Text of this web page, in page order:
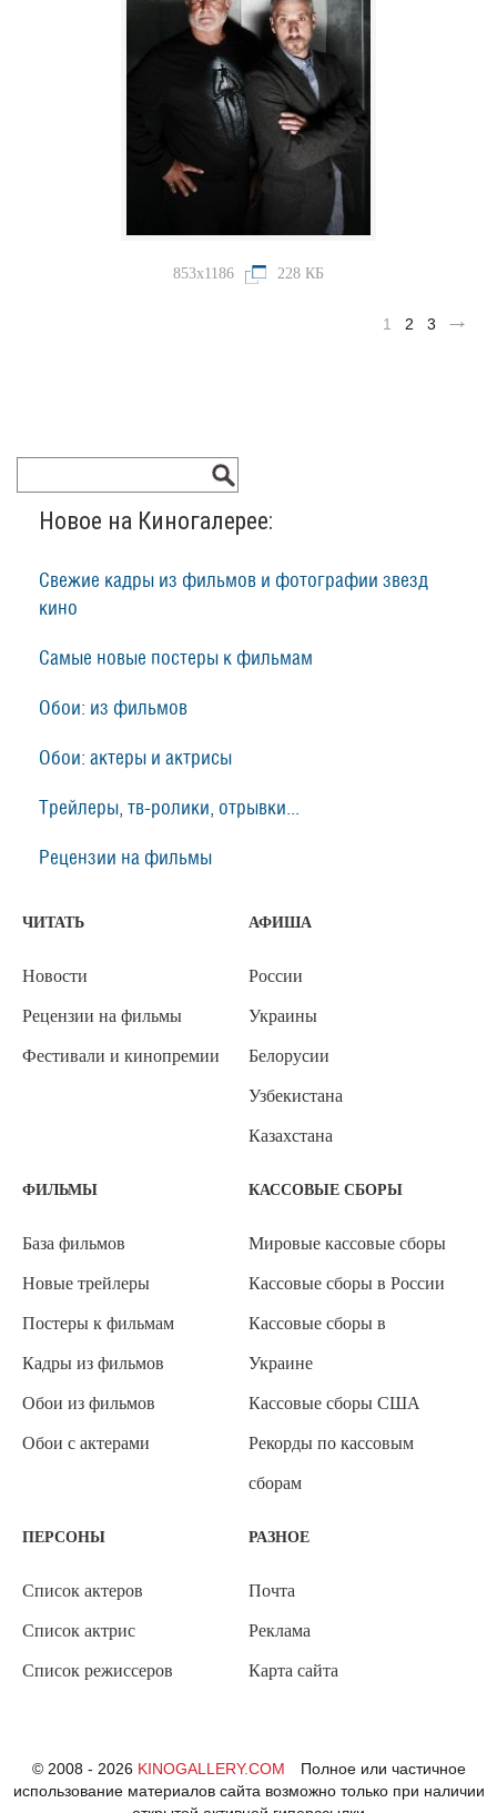
853x1186 228 КБ
1 2 3
Новое на Киногалерее:
Свежие кадры из фильмов и фотографии звезд
кино
Самые новые постеры к фильмам
Обои: из фильмов
Обои: актеры и актрисы
Трейлеры, тв-ролики, отрывки...
Рецензии на фильмы
ЧИТАТЬ
Новости
Рецензии на фильмы
Фестивали и кинопремии
АФИША
России
Украины
Белорусии
Узбекистана
Казахстана
ФИЛЬМЫ
База фильмов
Новые трейлеры
Постеры к фильмам
Кадры из фильмов
Обои из фильмов
Обои с актерами
КАССОВЫЕ СБОРЫ
Мировые кассовые сборы
Кассовые сборы в России
Кассовые сборы в
Украине
Кассовые сборы США
Рекорды по кассовым
сборам
ПЕРСОНЫ
Список актеров
Список актрис
Список режиссеров
РАЗНОЕ
Почта
Реклама
Карта сайта
© 2008 - 2026 KINOGALLERY.COM
Полное или частичное
использование материалов сайта возможно только при наличии